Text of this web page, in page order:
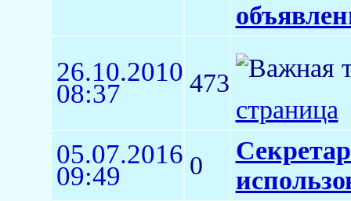
26.10.2010
08:37
473
страница
05.07.2016
09:49 0